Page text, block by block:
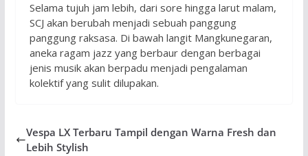
Selama tujuh jam lebih, dari sore hingga larut malam,
SCJ akan berubah menjadi sebuah panggung
panggung raksasa. Di bawah langit Mangkunegaran,
aneka ragam jazz yang berbaur dengan berbagai
jenis musik akan berpadu menjadi pengalaman
kolektif yang sulit dilupakan.
Vespa LX Terbaru Tampil dengan Warna Fresh dan
Lebih Stylish